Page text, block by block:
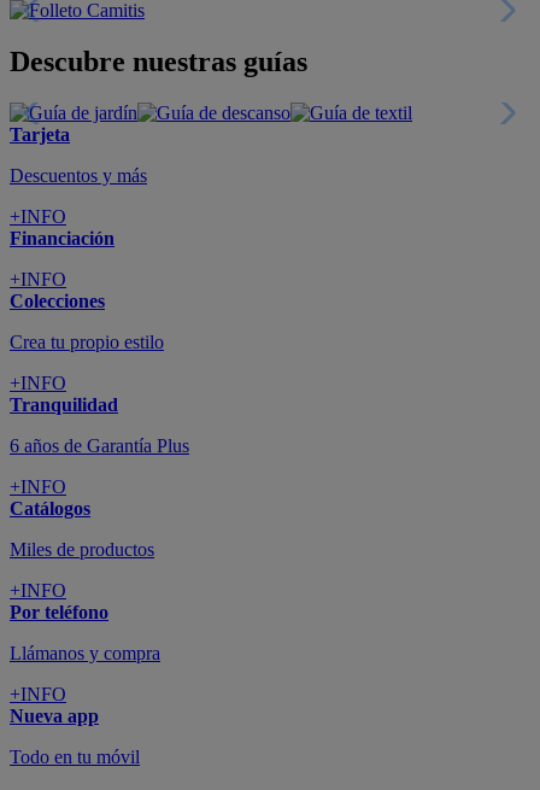
Descubre nuestras guías
Tarjeta
Descuentos y más
+INFO
Financiación
+INFO
Colecciones
Crea tu propio estilo
+INFO
Tranquilidad
6 años de Garantía Plus
+INFO
Catálogos
Miles de productos
+INFO
Por teléfono
Llámanos y compra
+INFO
Nueva app
Todo en tu móvil